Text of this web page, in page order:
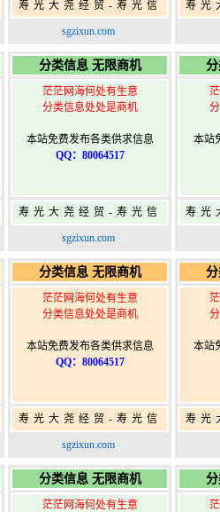
寿光大尧经贸-寿光信
息网-免费信息发布网-
sgzixun.com
寿光
分类信息 无限商机
茫茫网海何处有生意
分类信息处处是商机
本站免费发布各类供求信息
QQ：80064517
寿光大尧经贸-寿光信
息网-免费信息发布网-
sgzixun.com
本站
寿光
分类信息 无限商机
茫茫网海何处有生意
分类信息处处是商机
本站免费发布各类供求信息
QQ：80064517
寿光大尧经贸-寿光信
息网-免费信息发布网-
sgzixun.com
本站
寿光
分类信息 无限商机
茫茫网海何处有生意